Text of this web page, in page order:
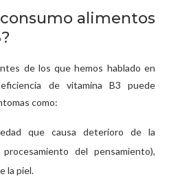
consumo alimentos
de los que hemos hablado en
de vitamina B3 puede
como:
que causa deterioro de la
del pensamiento),
la piel.